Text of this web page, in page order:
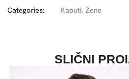
Categories:
Kaputi, Žene
SLIČNI